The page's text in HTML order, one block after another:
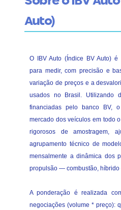
Auto)
O IBV Auto (Índice BV Auto)
para medir, com precisão e
variação de preços e a
usados no Brasil. Utilizando
financiadas pelo banco BV,
mercado dos veículos em todo
rigorosos de amostragem,
agrupamento técnico de
mensalmente a dinâmica dos
propulsão — combustão, híbrido
A ponderação é realizada
negociações (volume * preço):